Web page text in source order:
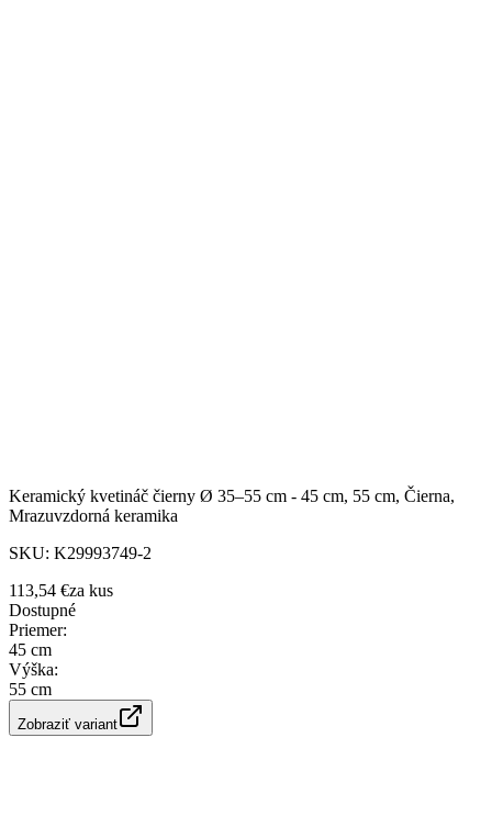
Keramický kvetináč čierny Ø 35–55 cm - 45 cm, 55 cm, Čierna,
Mrazuvzdorná keramika
SKU: K29993749-2
113,54 €za kus
Dostupné
Priemer:
45 cm
Výška:
55 cm
Zobraziť variant